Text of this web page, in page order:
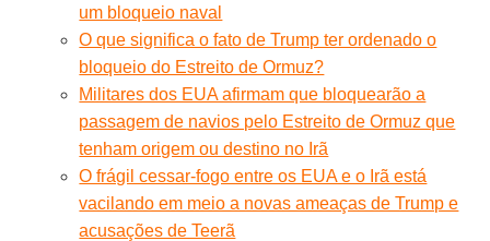
um bloqueio naval
O que significa o fato de Trump ter ordenado o
bloqueio do Estreito de Ormuz?
Militares dos EUA afirmam que bloquearão a
passagem de navios pelo Estreito de Ormuz que
tenham origem ou destino no Irã
O frágil cessar-fogo entre os EUA e o Irã está
vacilando em meio a novas ameaças de Trump e
acusações de Teerã